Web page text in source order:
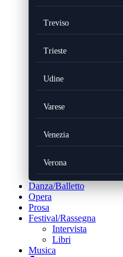
Treviso
Trieste
Udine
Varese
Venezia
Verona
Danza/Balletto
Opera
Prosa
Festival/Rassegna
Intervista
Libri
Musica